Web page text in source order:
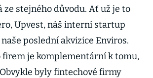
ze stejného důvodu. Ať už je to
Upvest, náš interní startup
poslední akvizice Enviros.
firem je komplementární k tomu,
byly fintechové firmy